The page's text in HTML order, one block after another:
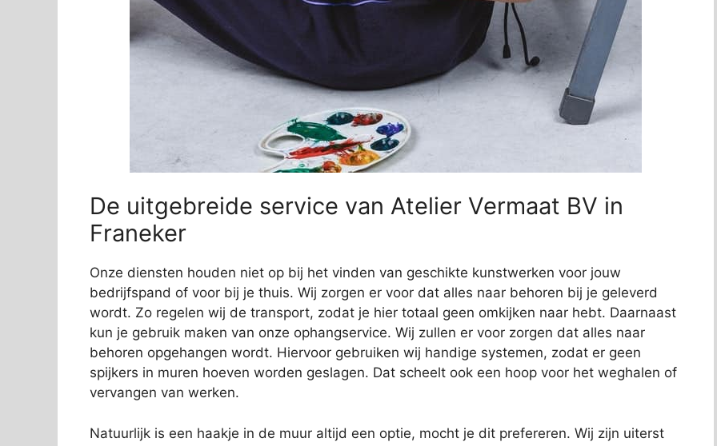
De uitgebreide service van Atelier Vermaat BV in
Franeker
Onze diensten houden niet op bij het vinden van geschikte kunstwerken voor jouw
bedrijfspand of voor bij je thuis. Wij zorgen er voor dat alles naar behoren bij je geleverd
wordt. Zo regelen wij de transport, zodat je hier totaal geen omkijken naar hebt. Daarnaast
kun je gebruik maken van onze ophangservice. Wij zullen er voor zorgen dat alles naar
behoren opgehangen wordt. Hiervoor gebruiken wij handige systemen, zodat er geen
spijkers in muren hoeven worden geslagen. Dat scheelt ook een hoop voor het weghalen of
vervangen van werken.
Natuurlijk is een haakje in de muur altijd een optie, mocht je dit prefereren. Wij zijn uiterst